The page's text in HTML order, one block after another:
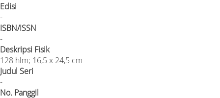
Edisi
-
ISBN/ISSN
-
Deskripsi Fisik
128 hlm; 16,5 x 24,5 cm
Judul Seri
-
No. Panggil